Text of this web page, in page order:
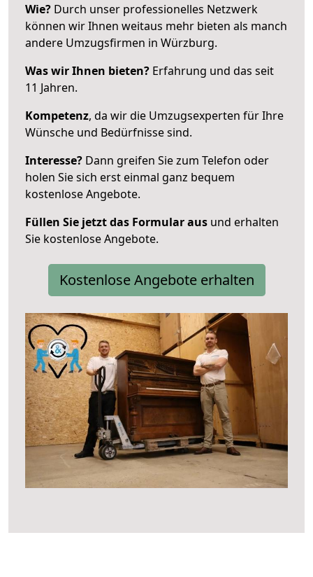
Wie? Durch unser professionelles Netzwerk
können wir Ihnen weitaus mehr bieten als manch
andere Umzugsfirmen in Würzburg.
Was wir Ihnen bieten? Erfahrung und das seit
11 Jahren.
Kompetenz, da wir die Umzugsexperten für Ihre
Wünsche und Bedürfnisse sind.
Interesse? Dann greifen Sie zum Telefon oder
holen Sie sich erst einmal ganz bequem
kostenlose Angebote.
Füllen Sie jetzt das Formular aus und erhalten
Sie kostenlose Angebote.
Kostenlose Angebote erhalten